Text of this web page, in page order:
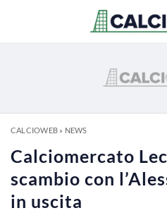
CALCIOWEB» NEWS
Calciomercato
scambio con
in uscita